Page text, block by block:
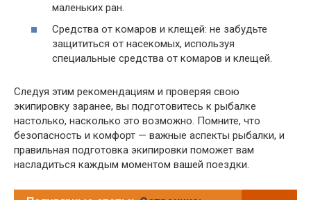
маленьких ран.
Средства от комаров и клещей: не забудьте
защититься от насекомых, используя
специальные средства от комаров и клещей.
Следуя этим рекомендациям и проверяя свою
экипировку заранее, вы подготовитесь к рыбалке
настолько, насколько это возможно. Помните, что
безопасность и комфорт — важные аспекты рыбалки, и
правильная подготовка экипировки поможет вам
насладиться каждым моментом вашей поездки.